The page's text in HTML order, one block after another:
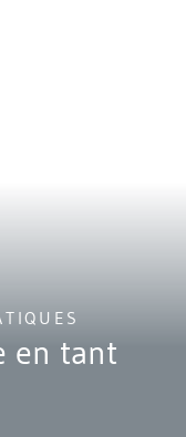
en tant